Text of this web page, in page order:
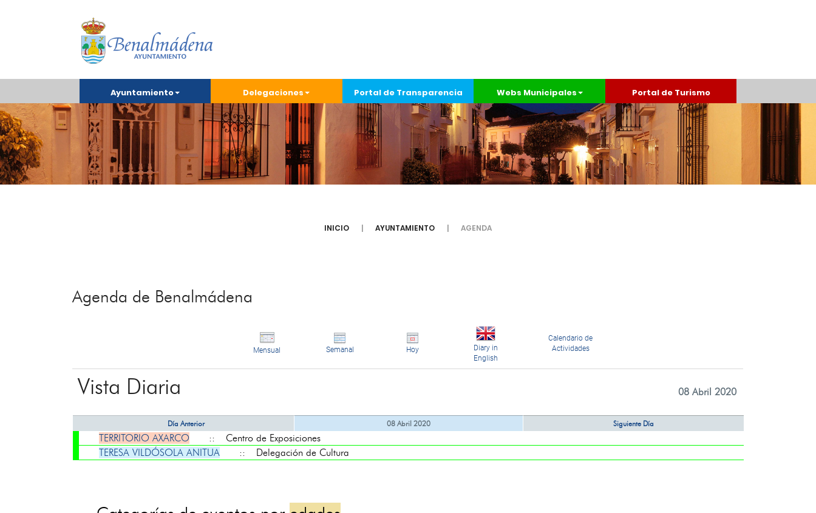
Ayuntamiento Delegaciones Portal de Transparencia Webs Municipales Portal de Turismo
INICIO AYUNTAMIENTO AGENDA
Agenda de Benalmádena
Mensual Semanal Hoy
Diary in
English
Calendario de
Actividades
Vista Diaria 08 Abril 2020
Día Anterior 08 Abril 2020 Siguiente Día
TERRITORIO AXARCO
:: Centro de Exposiciones
TERESA VILDÓSOLA ANITUA
:: Delegación de Cultura